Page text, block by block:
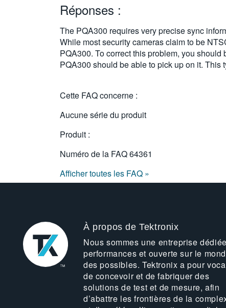
Réponses :
The PQA300 requires very precise sync
While most security cameras claim to be
PQA300. To correct this problem, you
PQA300 should be able to pick up on it. This
Cette FAQ concerne :
Aucune série du produit
Produit :
Numéro de la FAQ64361
Afficher toutes les FAQ »
À propos de Tektronix
Nous sommes une entreprise
performances et ouverte sur le
des possibles. Tektronix a pour
de concevoir et de fabriquer des
solutions de test et de mesure, afin
d’abattre les frontières de la